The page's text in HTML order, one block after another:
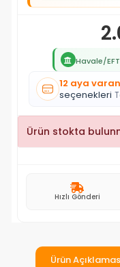
Havale/
12 aya
seçenekleri
Ürün stokta
Hızlı Gönderi
Ürün